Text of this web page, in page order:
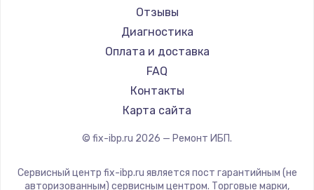
Отзывы
Диагностика
Оплата и доставка
FAQ
Контакты
Карта сайта
© fix-ibp.ru 2026 — Ремонт ИБП.
Сервисный центр fix-ibp.ru является пост гарантийным (не
авторизованным) сервисным центром. Торговые марки,